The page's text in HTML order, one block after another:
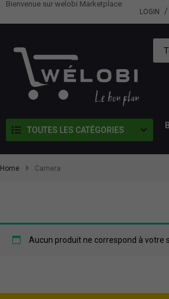
Bienvenue sur welobi Marketplace
LOGIN
TOUTES LES CATÉGORIES
Home Camera
Aucun produit ne correspond à votre